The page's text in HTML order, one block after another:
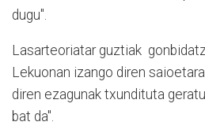
dugu".
Lasarteoriatar guztiak
Lekuonan izango diren
diren ezagunak txundituta
bat da".